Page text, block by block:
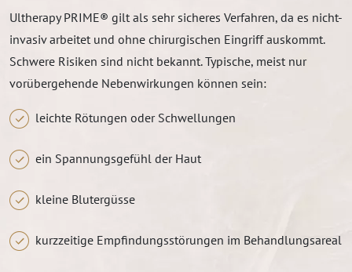
Ultherapy PRIME® gilt als sehr sicheres Verfahren, da es nicht-
invasiv arbeitet und ohne chirurgischen Eingriff auskommt.
Schwere Risiken sind nicht bekannt. Typische, meist nur
vorübergehende Nebenwirkungen können sein:
leichte Rötungen oder Schwellungen
ein Spannungsgefühl der Haut
kleine Blutergüsse
kurzzeitige Empfindungsstörungen im Behandlungsareal